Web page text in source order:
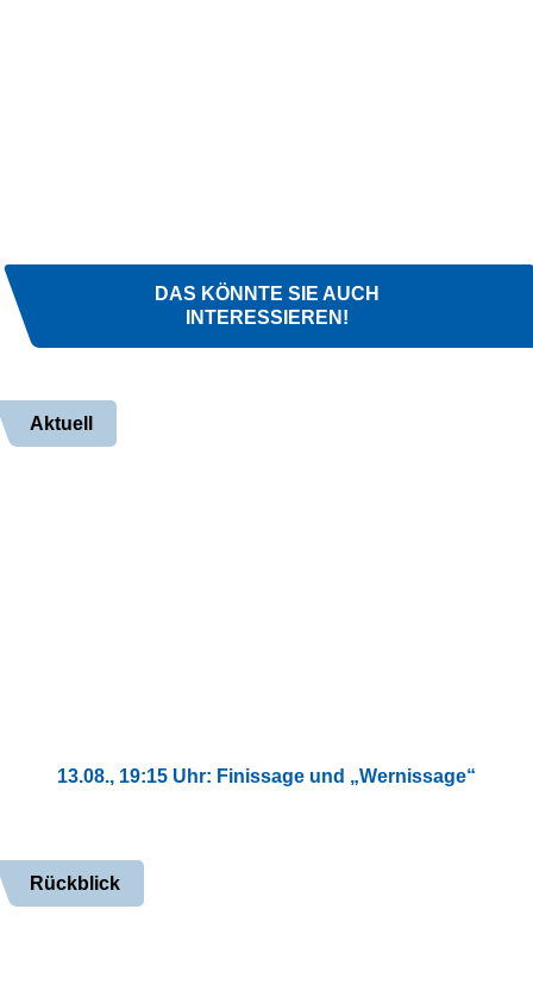
DAS KÖNNTE SIE AUCH
INTERESSIEREN!
Aktuell
13.08., 19:15 Uhr: Finissage und „Wernissage“
Rückblick